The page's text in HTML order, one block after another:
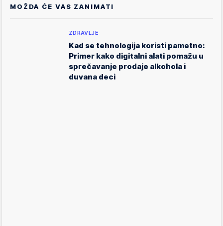
MOŽDA ĆE VAS ZANIMATI
ZDRAVLJE
Kad se tehnologija koristi pametno:
Primer kako digitalni alati pomažu u
sprečavanje prodaje alkohola i
duvana deci